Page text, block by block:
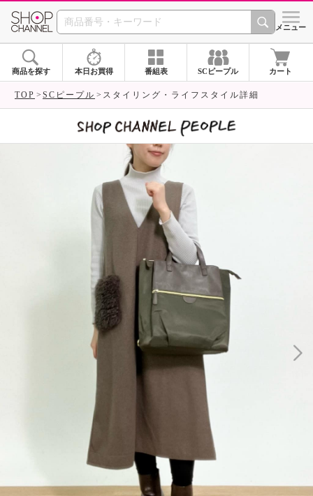
SHOP CHANNEL シメニュー
商品を探す 本日お買得 番組表 SCピープル カート
TOP SCピープル スタイリング・ライフスタイル詳細